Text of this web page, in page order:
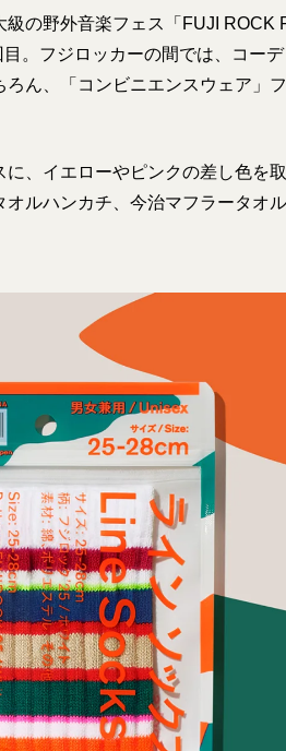
の野外音楽フェス「FUJI ROCK
。フジロッカーの間では、コー
ん、「コンビニエンスウェア」
、イエローやピンクの差し色を
ルハンカチ、今治マフラータオ